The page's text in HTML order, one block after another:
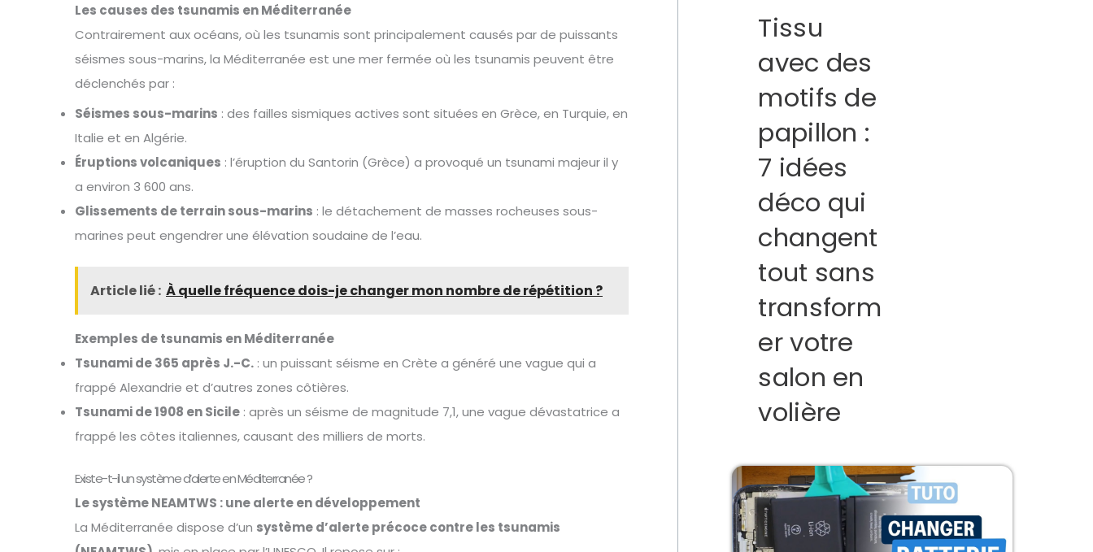
Les causes des tsunamis en Méditerranée
Contrairement aux océans, où les tsunamis sont principalement causés par de puissants
séismes sous-marins, la Méditerranée est une mer fermée où les tsunamis peuvent être
déclenchés par :
Séismes sous-marins : des failles sismiques actives sont situées en Grèce, en Turquie, en
Italie et en Algérie.
Éruptions volcaniques : l’éruption du Santorin (Grèce) a provoqué un tsunami majeur il y
a environ 3 600 ans.
Glissements de terrain sous-marins : le détachement de masses rocheuses sous-
marines peut engendrer une élévation soudaine de l’eau.
Article lié : À quelle fréquence dois-je changer mon nombre de répétition ?
Exemples de tsunamis en Méditerranée
Tsunami de 365 après J.-C. : un puissant séisme en Crète a généré une vague qui a
frappé Alexandrie et d’autres zones côtières.
Tsunami de 1908 en Sicile : après un séisme de magnitude 7,1, une vague dévastatrice a
frappé les côtes italiennes, causant des milliers de morts.
Existe-t-il un système d’alerte en Méditerranée ?
Le système NEAMTWS : une alerte en développement
La Méditerranée dispose d’un système d’alerte précoce contre les tsunamis
Tissu
avec des
motifs de
papillon :
7 idées
déco qui
changent
tout sans
transform
er votre
salon en
volière